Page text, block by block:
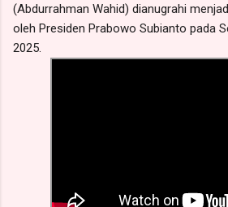
(Abdurrahman Wahid) dianugrahi
oleh Presiden Prabowo Subianto pada
2025.